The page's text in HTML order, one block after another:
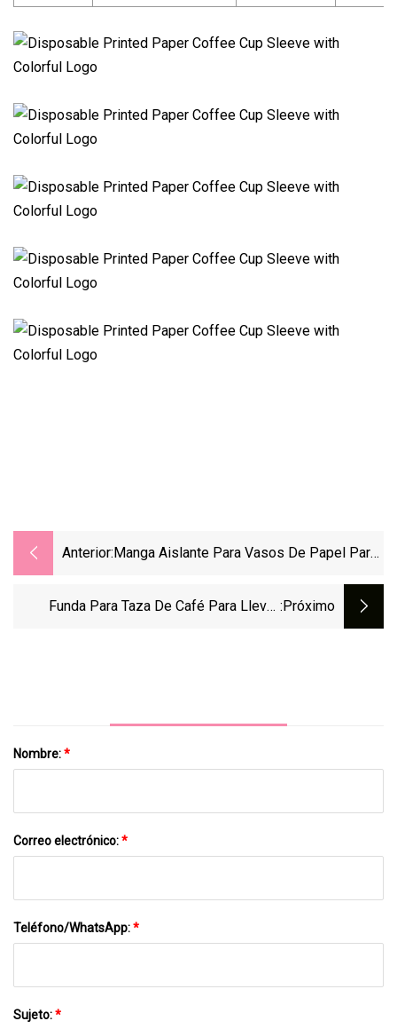
Anterior: Manga Aislante Para Vasos De Papel Para
Funda Para Taza De Café Para Llevar, :próximo
Nombre:*
Correo electrónico:*
Teléfono/WhatsApp:*
Sujeto:*